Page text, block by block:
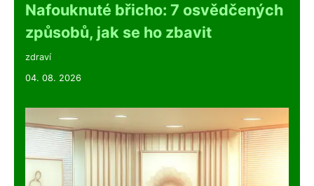
Nafouknuté břicho: 7 osvědčených
způsobů, jak se ho zbavit
zdraví
04. 08. 2026